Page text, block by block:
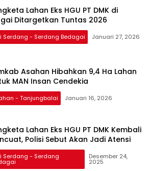
Lahan Eks HGU PT DMK di
Ditargetkan Tuntas 2026
Serdang - Serdang Bedagai Januari 27, 2026
Asahan Hibahkan 9,4 Ha Lahan
MAN Insan Cendekia
- Tanjungbalai Januari 16, 2026
Lahan Eks HGU PT DMK Kembali
Polisi Sebut Akan Jadi Atensi
Serdang - Serdang Desember 24,
2025